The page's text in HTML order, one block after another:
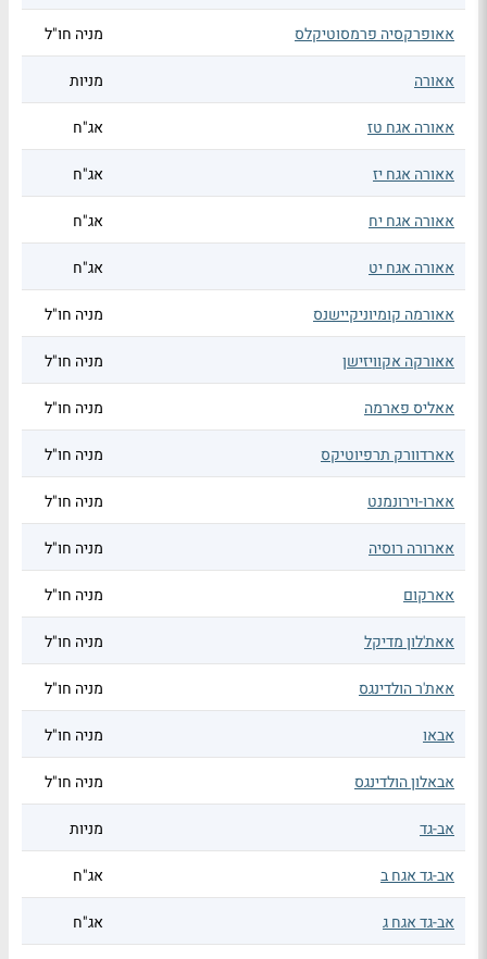
אאופרקסיה פרמסוטיקלס מניה חו"ל
אאורה מניות
אאורה אגח טז אג"ח
אאורה אגח יז אג"ח
אאורה אגח יח אג"ח
אאורה אגח יט אג"ח
אאורמה קומיוניקיישנס מניה חו"ל
אאורקה אקוויזישן מניה חו"ל
אאליס פארמה מניה חו"ל
אארדוורק תרפיוטיקס מניה חו"ל
אארו-וירונמנט מניה חו"ל
אארורה רוסיה מניה חו"ל
אארקום מניה חו"ל
אאת'לון מדיקל מניה חו"ל
אאת'ר הולדינגס מניה חו"ל
אבאו מניה חו"ל
אבאלון הולדינגס מניה חו"ל
אב-גד מניות
אב-גד אגח ב אג"ח
אב-גד אגח ג אג"ח